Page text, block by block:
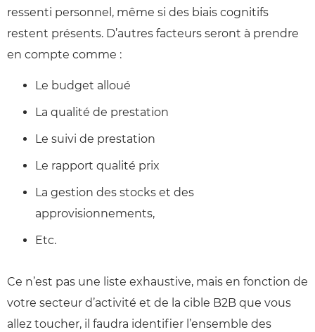
ressenti personnel, même si des biais cognitifs
restent présents. D’autres facteurs seront à prendre
en compte comme :
Le budget alloué
La qualité de prestation
Le suivi de prestation
Le rapport qualité prix
La gestion des stocks et des
approvisionnements,
Etc.
Ce n’est pas une liste exhaustive, mais en fonction de
votre secteur d’activité et de la cible B2B que vous
allez toucher, il faudra identifier l’ensemble des